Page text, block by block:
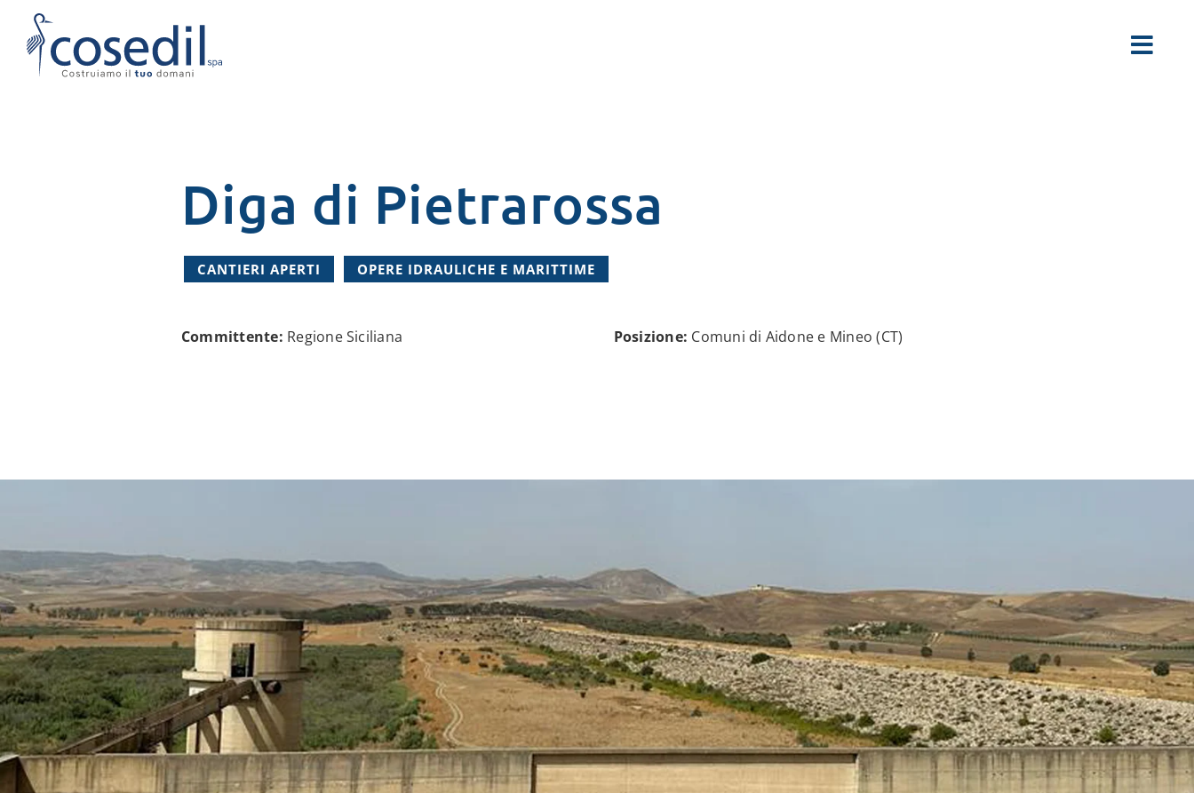
contenuto
Diga di Pietrarossa
CANTIERI APERTI OPERE IDRAULICHE E MARITTIME
Committente: Regione Siciliana Posizione: Comuni di Aidone e Mineo (CT)